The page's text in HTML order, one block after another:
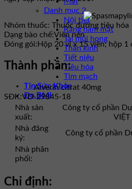
Danh mục 2
Nội tiết
Răng hàm mặt
Tai mũi họng
Thần kinh
Tiết niệu
Tiêu hóa
Tim mạch
Tin Sức Khỏe
Đo BMI
Nhóm thuốc: Thuốc đường tiêu hóa
Dạng bào chế:Viên nén
Đóng gói: Hộp 20 vỉ x 15 viên; hộp 1
Thành phần:
Alverin citrat 40mg
SĐK:VD-29845-18
Nhà sản
xuất:
Công ty cổ phần
VIỆT
Nhà đăng
ký:
Công ty cổ phần
Nhà phân
phối:
Chỉ định: